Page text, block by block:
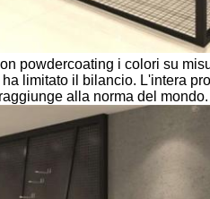
powdercoating i colori su
limitato il bilancio. L'intera
alla norma del